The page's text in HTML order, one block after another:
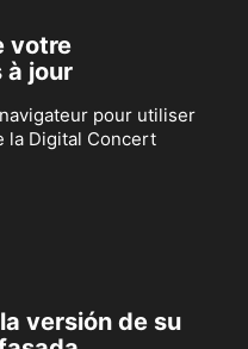
votre
à jour
pour utiliser
la Digital Concert
versión de su